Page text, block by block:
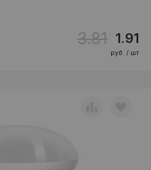
3.81 1.91
руб. / шт